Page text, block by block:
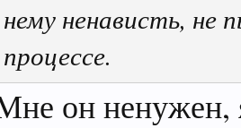
нему ненависть, не
процессе.
он ненужен,